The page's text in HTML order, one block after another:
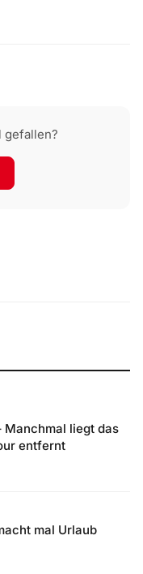
gefallen?
Manchmal liegt das
entfernt
mal Urlaub